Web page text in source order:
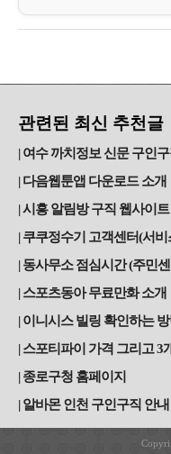
관련된 최신 추천글
여수 까치정보 신문 구인
다음웹툰앱 다운로드 소개
시흥 알림방 구직 웹사이
쿠쿠정수기 고객센터(서
동사무소 점심시간 (주민
스포츠동아 무료만화 소개
이니시스 빌링 확인하는 방
스포티파이 가격 그리고 3
종로구청 홈페이지
알바몬 인천 구인구직 안내